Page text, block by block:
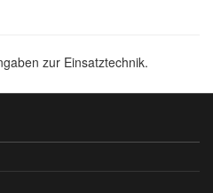
zur Einsatztechnik.